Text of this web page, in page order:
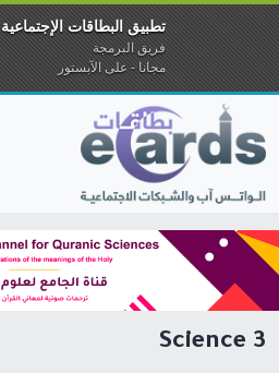
Science 3
تطبيق البطاقات الإجتماعية
فريق البرمجة
مجانا - على الآبستور